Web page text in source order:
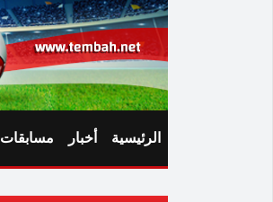
الرئيسية أخبار مسابقات